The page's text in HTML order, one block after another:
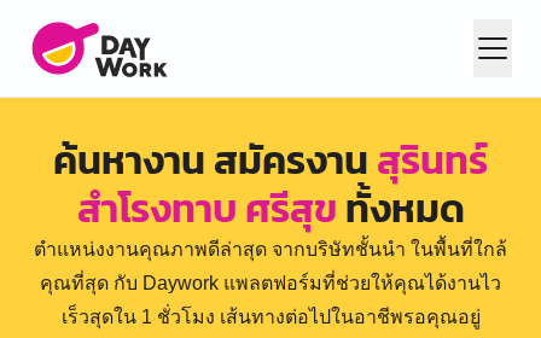
ค้นหางาน สมัครงานสุรินทร์
สำโรงทาบ ศรีสุขทั้งหมด
ตำแหน่งงานคุณภาพดีล่าสุด จากบริษัทชั้นนำ ในพื้นที่ใกล้
คุณที่สุด กับ Daywork แพลตฟอร์มที่ช่วยให้คุณได้งานไว
เร็วสุดใน 1 ชั่วโมง เส้นทางต่อไปในอาชีพรอคุณอยู่